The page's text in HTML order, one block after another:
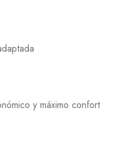
y máximo confort